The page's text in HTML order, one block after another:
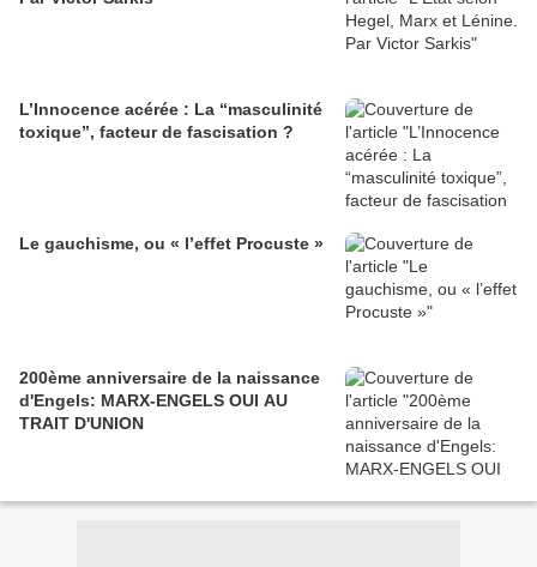
L’Innocence acérée : La “masculinité
toxique”, facteur de fascisation ?
Le gauchisme, ou « l’effet Procuste »
200ème anniversaire de la naissance
d'Engels: MARX-ENGELS OUI AU
TRAIT D'UNION